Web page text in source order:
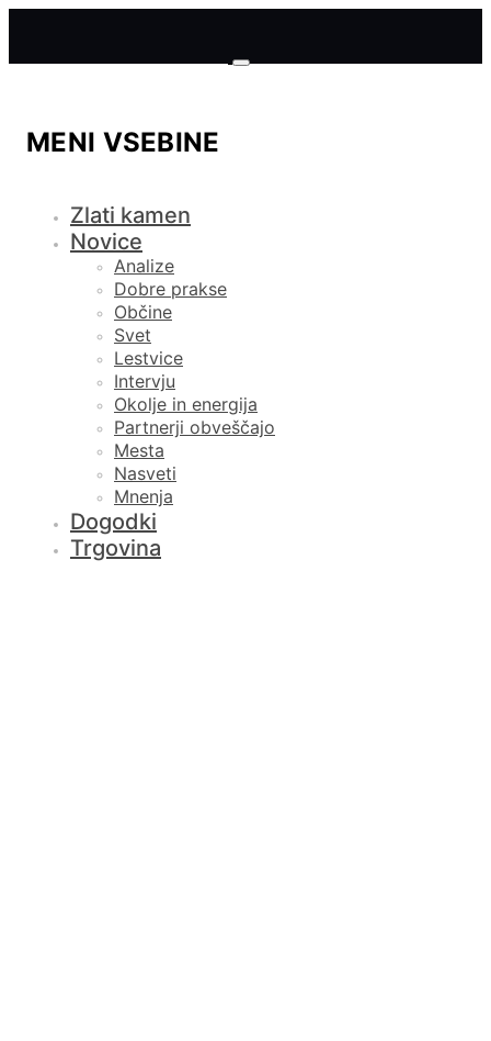
MENI VSEBINE
Zlati kamen
Novice
Analize
Dobre prakse
Občine
Svet
Lestvice
Intervju
Okolje in energija
Partnerji obveščajo
Mesta
Nasveti
Mnenja
Dogodki
Trgovina